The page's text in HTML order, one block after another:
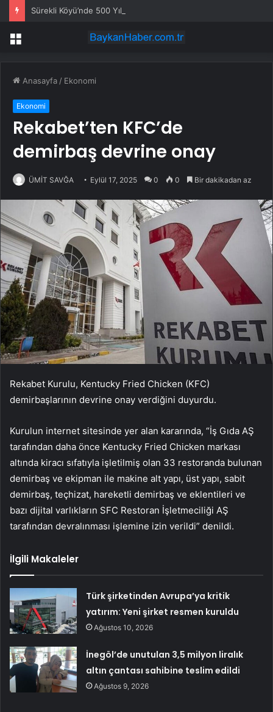
Sürekli Köyü’nde 500 Yıllık Bayram Geleneği
Menü
Anasayfa / Ekonomi
Ekonomi
Rekabet’ten KFC’de
demirbaş devrine onay
ÜMİT SAVĞA Eylül 17, 2025 0 0 Bir dakikadan az
Rekabet Kurulu, Kentucky Fried Chicken (KFC)
demirbaşlarının devrine onay verdiğini duyurdu.
Kurulun internet sitesinde yer alan kararında, “İş Gıda AŞ
tarafından daha önce Kentucky Fried Chicken markası
altında kiracı sıfatıyla işletilmiş olan 33 restoranda bulunan
demirbaş ve ekipman ile makine alt yapı, üst yapı, sabit
demirbaş, teçhizat, hareketli demirbaş ve eklentileri ve
bazı dijital varlıkların SFC Restoran İşletmeciliği AŞ
tarafından devralınması işlemine izin verildi” denildi.
İlgili Makaleler
Türk şirketinden Avrupa’ya kritik
yatırım: Yeni şirket resmen kuruldu
Ağustos 10, 2026
İnegöl’de unutulan 3,5 milyon liralık
altın çantası sahibine teslim edildi
Ağustos 9, 2026